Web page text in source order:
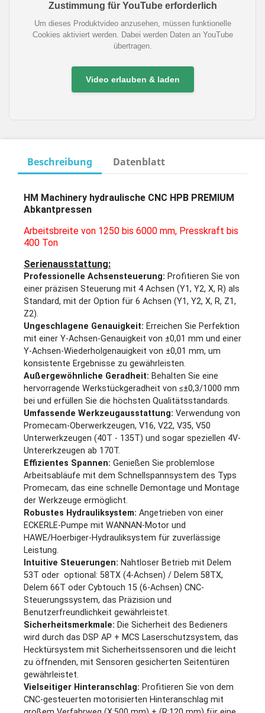
Zustimmung für YouTube erforderlich
Um dieses Produktvideo anzusehen, müssen funktionelle
Cookies aktiviert werden. Dabei werden Daten an YouTube
übertragen.
Video erlauben & laden
Beschreibung Datenblatt
HM Machinery hydraulische CNC HPB PREMIUM
Abkantpressen
Arbeitsbreite von 1250 bis 6000 mm, Presskraft bis
400 Ton
Serienausstattung:
Professionelle Achsensteuerung: Profitieren Sie von
einer präzisen Steuerung mit 4 Achsen (Y1, Y2, X, R) als
Standard, mit der Option für 6 Achsen (Y1, Y2, X, R, Z1,
Z2).
Ungeschlagene Genauigkeit: Erreichen Sie Perfektion
mit einer Y-Achsen-Genauigkeit von ±0,01 mm und einer
Y-Achsen-Wiederholgenauigkeit von ±0,01 mm, um
konsistente Ergebnisse zu gewährleisten.
Außergewöhnliche Geradheit: Behalten Sie eine
hervorragende Werkstückgeradheit von ≤±0,3/1000 mm
bei und erfüllen Sie die höchsten Qualitätsstandards.
Umfassende Werkzeugausstattung: Verwendung von
Promecam-Oberwerkzeugen, V16, V22, V35, V50
Unterwerkzeugen (40T - 135T) und sogar speziellen 4V-
Untererkzeugen ab 170T.
Effizientes Spannen: Genießen Sie problemlose
Arbeitsabläufe mit dem Schnellspannsystem des Typs
Promecam, das eine schnelle Demontage und Montage
der Werkzeuge ermöglicht.
Robustes Hydrauliksystem: Angetrieben von einer
ECKERLE-Pumpe mit WANNAN-Motor und
HAWE/Hoerbiger-Hydrauliksystem für zuverlässige
Leistung.
Intuitive Steuerungen: Nahtloser Betrieb mit Delem
53T oder optional: 58TX (4-Achsen) / Delem 58TX,
Delem 66T oder Cybtouch 15 (6-Achsen) CNC-
Steuerungssystem, das Präzision und
Benutzerfreundlichkeit gewährleistet.
Sicherheitsmerkmale: Die Sicherheit des Bedieners
wird durch das DSP AP + MCS Laserschutzsystem, das
Hecktürsystem mit Sicherheitssensoren und die leicht
zu öffnenden, mit Sensoren gesicherten Seitentüren
gewährleistet.
Vielseitiger Hinteranschlag: Profitieren Sie von dem
CNC-gesteuerten motorisierten Hinteranschlag mit